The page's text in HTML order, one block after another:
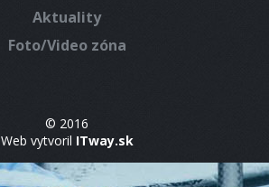
Aktuality
Foto/Video zóna
© 2016
Web vytvoril ITway.sk